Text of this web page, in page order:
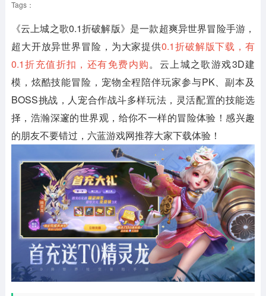
Tags：
《云上城之歌0.1折破解版》 是一款超爽异世界冒险手游，
超大开放异世界冒险，为大家提供0.1折破解版下载，有
0.1折充值折扣，还有免费内购。云上城之歌游戏3D建
模，炫酷技能冒险，宠物全程陪伴玩家参与PK、副本及
BOSS挑战，人宠合作战斗多样玩法，灵活配置的技能选
择，浩瀚深邃的世界观，给你不一样的冒险体验！感兴趣
的朋友不要错过，六蓝游戏网推荐大家下载体验！